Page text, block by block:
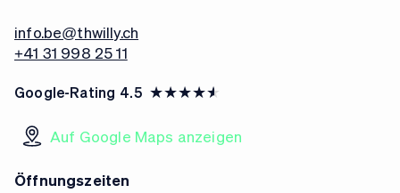
info.be@thwilly.ch
+41 31 998 25 11
Google-Rating 4.5
Auf Google Maps anzeigen
Öffnungszeiten